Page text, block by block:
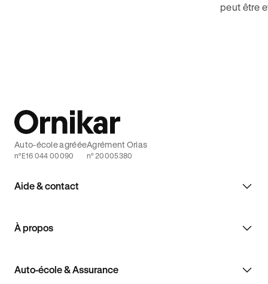
peut être
Aide & contact
À propos
Auto-école & Assurance
Auto-école agréée
n°E16 044 00090
Agrément Orias
n° 20005380